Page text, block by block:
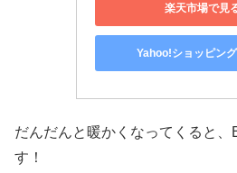
楽天市場で見
Yahoo!ショッピン
だんだんと暖かくなってくると
す！